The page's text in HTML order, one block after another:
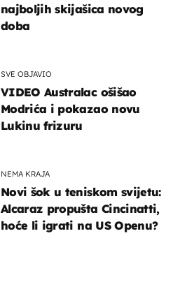
najboljih skijašica novog
doba
SVE OBJAVIO
VIDEO Australac ošišao
Modrića i pokazao novu
Lukinu frizuru
NEMA KRAJA
Novi šok u teniskom svijetu:
Alcaraz propušta Cincinatti,
hoće li igrati na US Openu?